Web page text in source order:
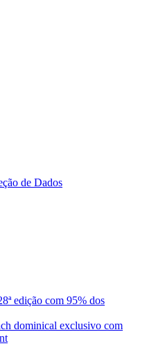
de Dados
edição com 95% dos
dominical exclusivo com